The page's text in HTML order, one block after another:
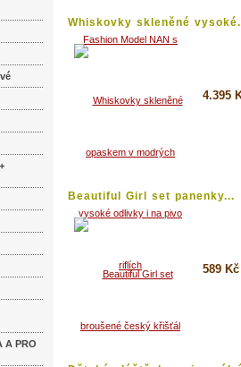
A PRO
Whiskovky skleněné
4.395
Beautiful Girl set panenky...
589 Kč